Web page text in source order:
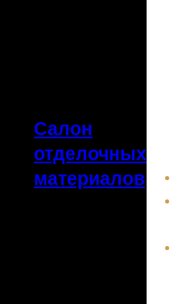
Салон
отделочных
материалов